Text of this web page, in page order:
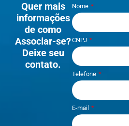
Quer mais
informações
de como
Associar-se?
Deixe seu
contato.
Nome
CNPJ
Telefone
E-mail